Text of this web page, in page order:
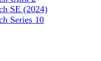
SE (2024)
Series 10